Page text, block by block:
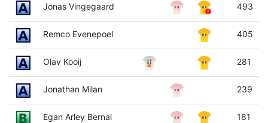
Jonas Vingegaard 493
Remco Evenepoel 405
Olav Kooij 281
Jonathan Milan 239
Egan Arley Bernal
181